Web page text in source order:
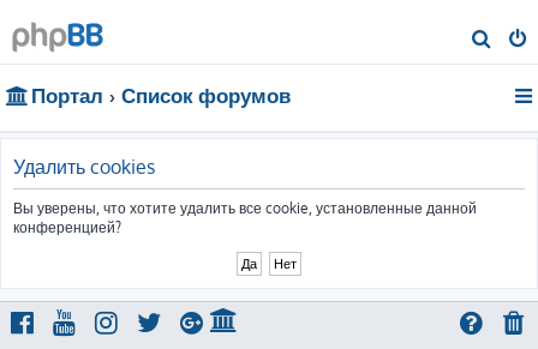
о
Портал Список форумов
Удалить cookies
Вы уверены, что хотите удалить все cookie, установленные данной
конференцией?